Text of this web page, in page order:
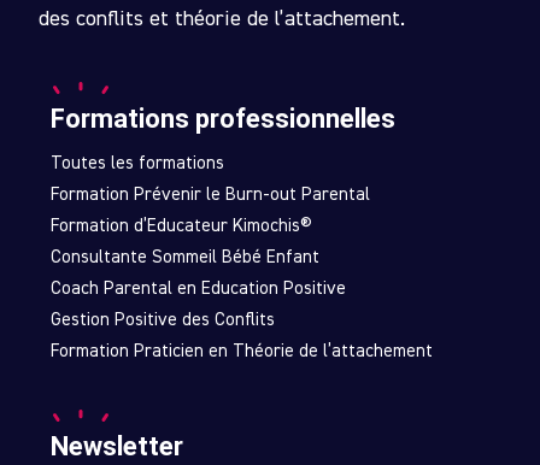
des conflits et théorie de l’attachement.
Formations professionnelles
Toutes les formations
Formation Prévenir le Burn-out Parental
Formation d’Educateur Kimochis®
Consultante Sommeil Bébé Enfant
Coach Parental en Education Positive
Gestion Positive des Conflits
Formation Praticien en Théorie de l’attachement
Newsletter